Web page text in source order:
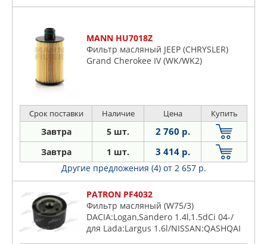
MANN HU7018Z
Фильтр масляный JEEP (CHRYSLER)
Grand Cherokee IV (WK/WK2)
Срок поставки Наличие Цена Купить
Завтра 5 шт. 2 760 р.
Завтра 1 шт. 3 414 р.
Другие предложения (4) от 2 657 р.
PATRON PF4032
Фильтр масляный (W75/3)
DACIA:Logan,Sandero 1.4l,1.5dCi 04-/
для Lada:Largus 1.6l/NISSAN:QASHQAI